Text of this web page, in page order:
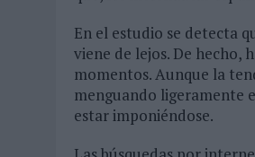
En el estudio se detecta
viene de lejos. De hecho,
momentos. Aunque la
menguando ligeramente
estar imponiéndose.